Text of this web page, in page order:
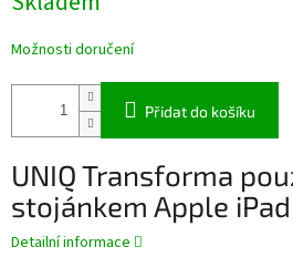
cena:
Možnosti doručení
Přidat do košíku
UNIQ Transforma
stojánkem Apple
Detailní informace